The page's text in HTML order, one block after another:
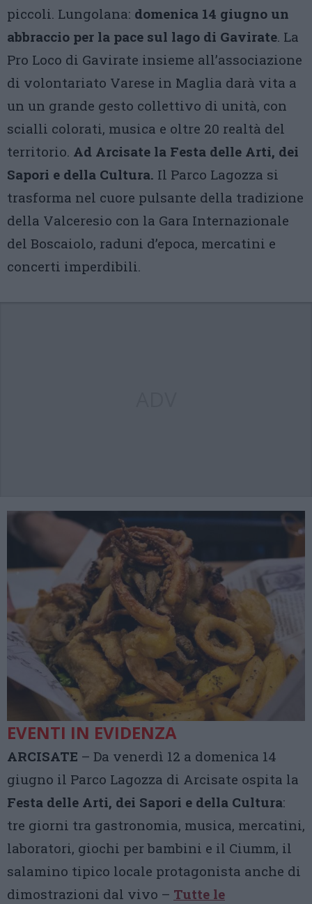
piccoli. Lungolana: domenica 14 giugno un
abbraccio per la pace sul lago di Gavirate. La
Pro Loco di Gavirate insieme all’associazione
di volontariato Varese in Maglia darà vita a
un un grande gesto collettivo di unità, con
scialli colorati, musica e oltre 20 realtà del
territorio. Ad Arcisate la Festa delle Arti, dei
Sapori e della Cultura. Il Parco Lagozza si
trasforma nel cuore pulsante della tradizione
della Valceresio con la Gara Internazionale
del Boscaiolo, raduni d’epoca, mercatini e
concerti imperdibili.
EVENTI IN EVIDENZA
ARCISATE – Da venerdì 12 a domenica 14
giugno il Parco Lagozza di Arcisate ospita la
Festa delle Arti, dei Sapori e della Cultura:
tre giorni tra gastronomia, musica, mercatini,
laboratori, giochi per bambini e il Ciumm, il
salamino tipico locale protagonista anche di
dimostrazioni dal vivo – Tutte le